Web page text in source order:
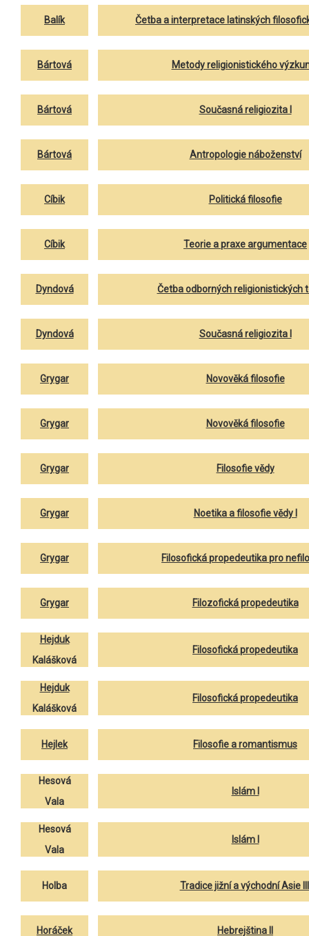
Balík Četba a interpretace latinských
Bártová Metody religionistického
Bártová Současná religiozita I
Bártová Antropologie náboženství
Cíbik Politická filosofie
Cíbik Teorie a praxe argumentace
Dyndová Četba odborných religionistických
Dyndová Současná religiozita I
Grygar Novověká filosofie
Grygar Novověká filosofie
Grygar Filosofie vědy
Grygar Noetika a filosofie vědy I
Grygar Filosofická propedeutika pro
Grygar Filozofická propedeutika
Hejduk
Kalášková
Filosofická propedeutika
Hejduk
Kalášková
Filosofická propedeutika
Hejlek Filosofie a romantismus
Hesová
Vala
Islám I
Hesová
Vala
Islám I
Holba Tradice jižní a východní Asie
Horáček Hebrejština II